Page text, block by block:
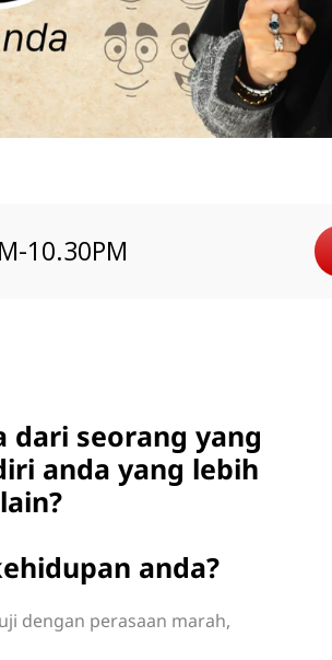
10.30PM
dari seorang yang
anda yang lebih
anda?
dengan perasaan marah,